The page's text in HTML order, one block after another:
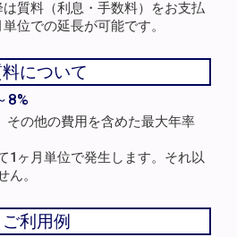
質料（利息・手数料）をお支払
位での延長が可能です。
について
8%
その他の費用を含めた最大年率
1ヶ月単位で発生します。それ以
ん。
ご利用例